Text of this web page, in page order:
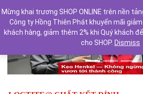
Previous
Mừng khai trương SHOP ONLINE trên nền
Công ty Hồng Thiên Phát khuyến mãi
khách hàng, giảm thêm 2% khi Quý khách
cho SHOP. Dismiss